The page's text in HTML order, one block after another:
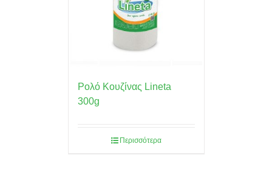
Ρολό Κουζίνας Lineta
300g
Περισσότερα